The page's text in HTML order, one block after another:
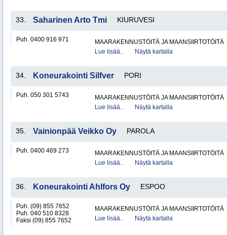
33. Saharinen Arto Tmi KIURUVESI
Puh. 0400 916 971
MAARAKENNUSTÖITÄ JA MAANSIIRTOTÖITÄ
Lue lisää..
Näytä kartalla
34. Koneurakointi Silfver PORI
Puh. 050 301 5743
MAARAKENNUSTÖITÄ JA MAANSIIRTOTÖITÄ
Lue lisää..
Näytä kartalla
35. Vainionpää Veikko Oy PAROLA
Puh. 0400 469 273
MAARAKENNUSTÖITÄ JA MAANSIIRTOTÖITÄ
Lue lisää..
Näytä kartalla
36. Koneurakointi Ahlfors Oy ESPOO
Puh. (09) 855 7652
Puh. 040 510 8328
Faksi (09) 855 7652
MAARAKENNUSTÖITÄ JA MAANSIIRTOTÖITÄ
Lue lisää..
Näytä kartalla